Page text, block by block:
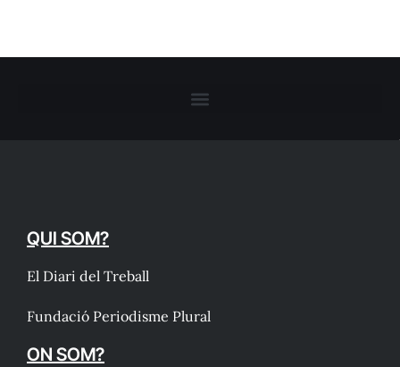
QUI SOM?
El Diari del Treball
Fundació Periodisme Plural
ON SOM?